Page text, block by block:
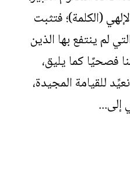
(الكلمة)؛ فتثبت
لم ينتفع بها الذين
فصحيًا كما يليق،
للقيامة المجيدة،
إلى...